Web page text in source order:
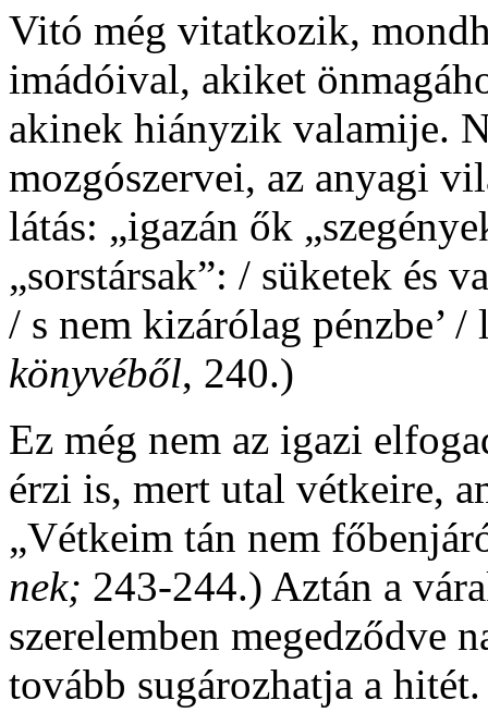
Vitó még vitatkozik,
imádóival, akiket
akinek hiányzik valamije.
mozgószervei, az anyagi
látás: „igazán ők
„sorstársak”: / süketek és
/ s nem kizárólag pénzbe’
könyvéből, 240.)
Ez még nem az igazi
érzi is, mert utal vétkeire,
„Vétkeim tán nem
nek; 243-244.) Aztán a
szerelemben megedződve
tovább sugározhatja a hitét.